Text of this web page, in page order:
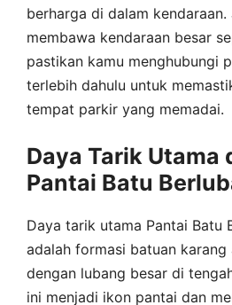
berharga di dalam kendaraan.
membawa kendaraan besar
pastikan kamu menghubungi
terlebih dahulu untuk
tempat parkir yang memadai.
Daya Tarik Utama
Pantai Batu
Daya tarik utama Pantai Batu
adalah formasi batuan
dengan lubang besar di
ini menjadi ikon pantai dan